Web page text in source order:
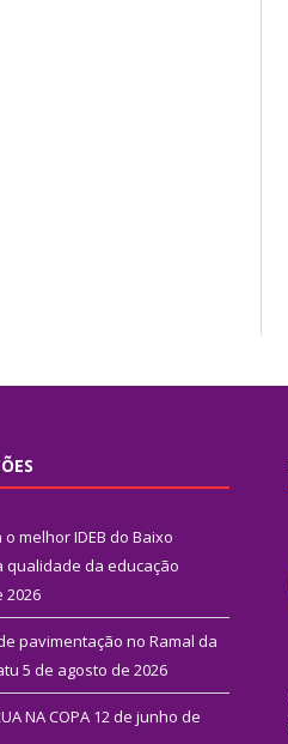
melhor IDEB do Baixo
qualidade da educação
2026
pavimentação no Ramal da
5 de agosto de 2026
NA COPA 12 de junho de